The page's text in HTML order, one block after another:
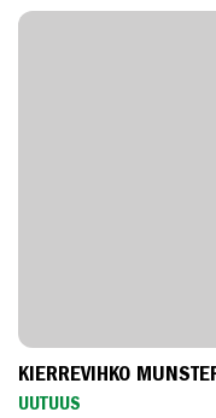
KIERREVIHKO
UUTUUS